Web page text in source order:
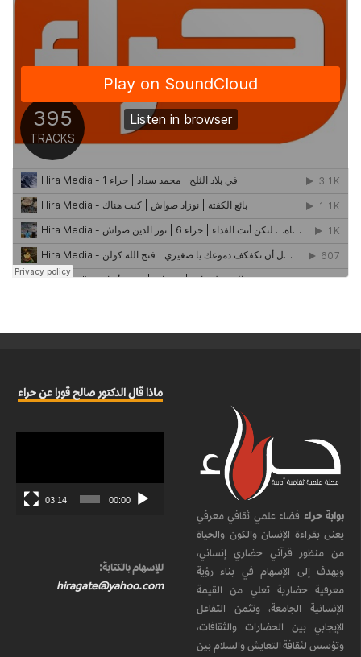
بوابة حراء فضاء علمي ثقافي معرفي
يعنى بقراءة الإنسان والكون والحياة
من منظور قرآني حضاري إنساني،
ويهدف إلى الإسهام في بناء رؤية
معرفية حضارية تعلي من القيمة
الإنسانية الجامعة، وتثمن التفاعل
الإيجابي بين الحضارات والثقافات،
وتؤسس لثقافة التعايش والسلام بين
ماذا قال الدكتور صالح قورا عن حراء
00:00
03:14
للإسهام بالكتابة:
hiragate@yahoo.com